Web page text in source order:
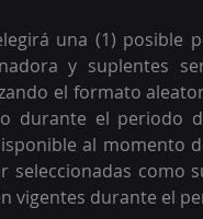
una (1) posible
y suplentes
el formato
durante el periodo
al momento
seleccionadas como
vigentes durante el